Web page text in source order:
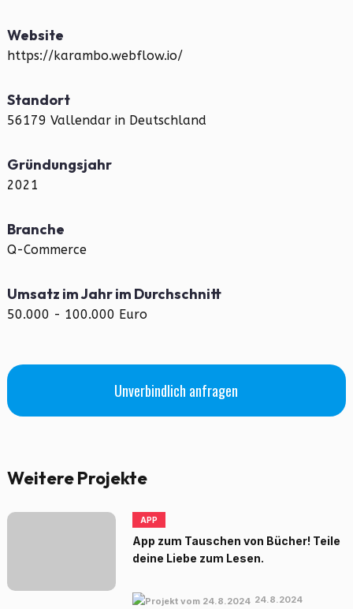
Website
https://karambo.webflow.io/
Standort
56179 Vallendar in Deutschland
Gründungsjahr
2021
Branche
Q-Commerce
Umsatz im Jahr im Durchschnitt
50.000 - 100.000 Euro
Unverbindlich anfragen
Weitere Projekte
APP
App zum Tauschen von Bücher! Teile
deine Liebe zum Lesen.
24.8.2024